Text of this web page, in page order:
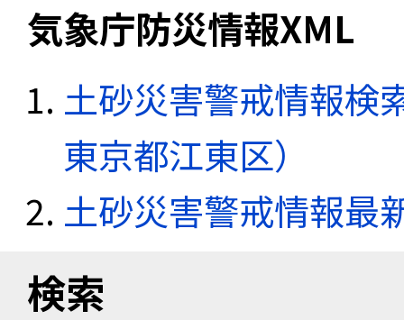
気象庁防災情報XML
土砂災害警戒情報検
東京都江東区）
土砂災害警戒情報最
検索